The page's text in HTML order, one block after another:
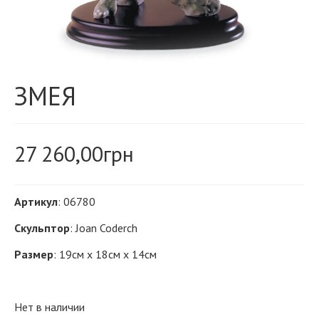
ЗМЕЯ
27 260,00грн
Артикул: 06780
Скульптор: Joan Coderch
Размер: 19см х 18см х 14см
Нет в наличии